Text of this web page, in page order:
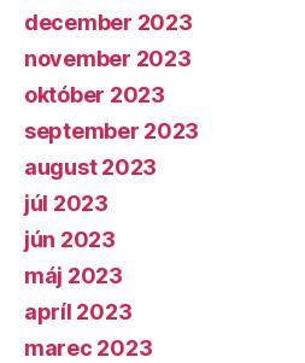
december 2023
november 2023
október 2023
september 2023
august 2023
júl 2023
jún 2023
máj 2023
apríl 2023
marec 2023